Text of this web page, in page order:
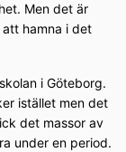
Men det är
hamna i det
i Göteborg.
istället men det
det massor av
under en period.